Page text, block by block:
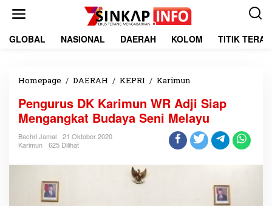
GLOBAL NASIONAL DAERAH KOLOM TITIK
Homepage / DAERAH / KEPRI / Karimun
n
g
u
r
u
D
Pengurus DK Karimun WR Adji Siap
Mengangkat Budaya Seni Melayu
Bachri Jamal
21 Oktober 2020
Karimun
625 Dilihat